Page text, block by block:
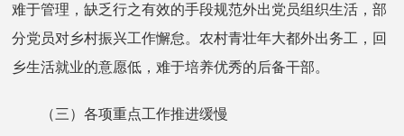
难于管理，缺乏行之有效的手段规范外出党员组织生活，部
分党员对乡村振兴工作懈怠。农村青壮年大都外出务工，回
乡生活就业的意愿低，难于培养优秀的后备干部。
（三）各项重点工作推进缓慢